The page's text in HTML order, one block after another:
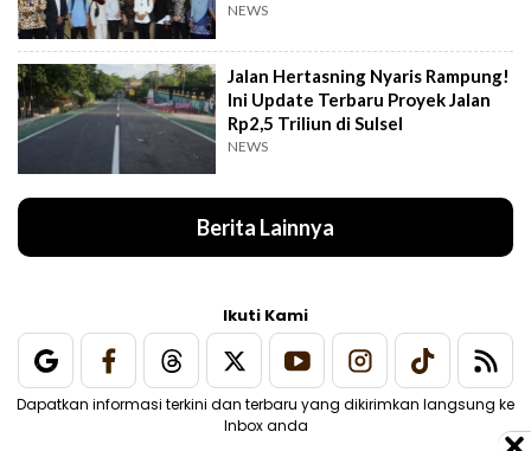
NEWS
Jalan Hertasning Nyaris Rampung!
Ini Update Terbaru Proyek Jalan
Rp2,5 Triliun di Sulsel
NEWS
Berita Lainnya
Ikuti Kami
Dapatkan informasi terkini dan terbaru yang dikirimkan langsung ke
Inbox anda